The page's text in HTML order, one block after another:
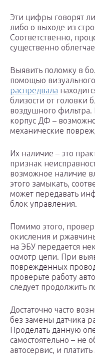
Эти цифры говорят
либо о выходе из
Соответственно,
существенно
Выявить поломку в
помощью
распредвала
близости от головки
воздушного фильтра.
корпус ДФ –
механические
Их наличие – это
признак
возможное наличие
этого замыкать,
может передавать
блок управления.
Помимо этого,
окисления и
на ЭБУ передается
осмотр цепи. При
поврежденных
проверьте работу
следует продолжить
Достаточно часто
без замены датчика
Проделать данную
самостоятельно – не
автосервис, и